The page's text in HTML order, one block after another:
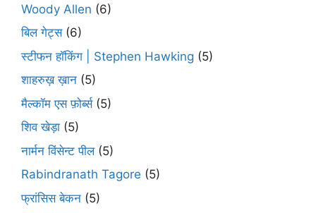
Woody Allen (6)
बिल गेट्स(6)
स्टीफन हॉकिंग | Stephen Hawking (5)
शाहरुख़ ख़ान (5)
मैल्कॉम एस फ़ोर्ब्स(5)
शिव खेड़ा (5)
नार्मन विंसेन्ट पील(5)
Rabindranath Tagore (5)
फ्रांसिस बेकन (5)